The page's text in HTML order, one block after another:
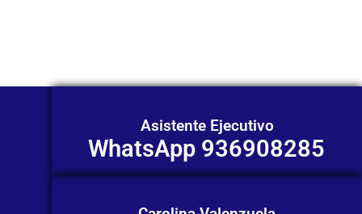
Asistente Ejecutivo
WhatsApp 936908285